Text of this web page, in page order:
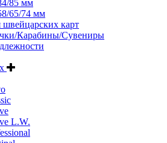
85 мм
65/74 мм
швейцарских карт
Карабины/Сувениры
L.W.